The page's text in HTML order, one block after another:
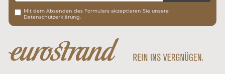
Mit dem Absenden des Formulars akzeptieren Sie unsere
Datenschutzerklärung.